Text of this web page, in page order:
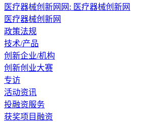
医疗器械创新网网: 医疗器械创新网
医疗器械创新网
政策法规
技术/产品
创新企业/机构
创新创业大赛
专访
活动资讯
投融资服务
获奖项目融资